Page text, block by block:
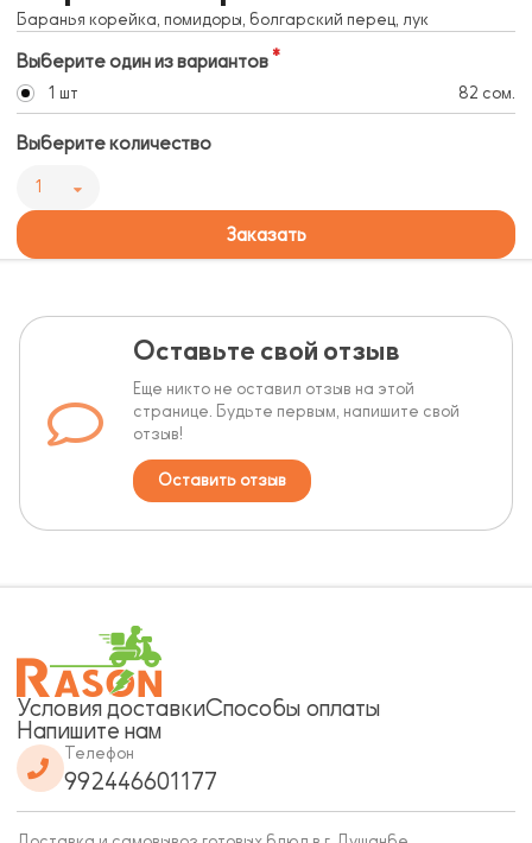
Баранья корейка, помидоры, болгарский перец, лук
Выберите один из вариантов
1 шт 82 сом.
Выберите количество
1
Заказать
Оставьте свой отзыв
Еще никто не оставил отзыв на этой
странице. Будьте первым, напишите свой
отзыв!
Оставить отзыв
Условия доставкиСпособы оплаты
Напишите нам
Телефон
992446601177